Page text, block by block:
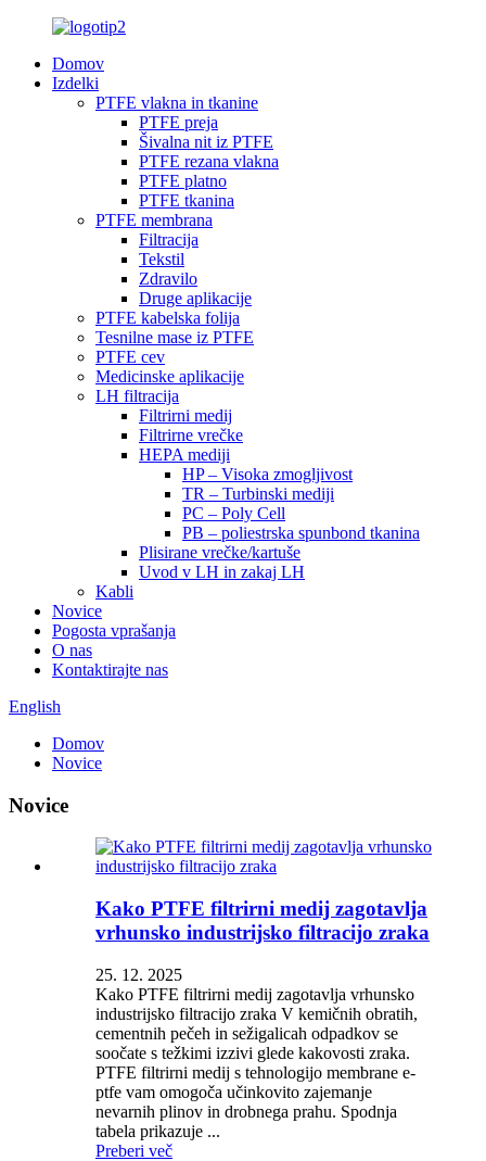
Domov
Izdelki
PTFE vlakna in tkanine
PTFE preja
Šivalna nit iz PTFE
PTFE rezana vlakna
PTFE platno
PTFE tkanina
PTFE membrana
Filtracija
Tekstil
Zdravilo
Druge aplikacije
PTFE kabelska folija
Tesnilne mase iz PTFE
PTFE cev
Medicinske aplikacije
LH filtracija
Filtrirni medij
Filtrirne vrečke
HEPA mediji
HP – Visoka zmogljivost
TR – Turbinski mediji
PC – Poly Cell
PB – poliestrska spunbond tkanina
Plisirane vrečke/kartuše
Uvod v LH in zakaj LH
Kabli
Novice
Pogosta vprašanja
O nas
Kontaktirajte nas
English
Domov
Novice
Novice
Kako PTFE filtrirni medij zagotavlja
vrhunsko industrijsko filtracijo zraka
25. 12. 2025
Kako PTFE filtrirni medij zagotavlja vrhunsko
industrijsko filtracijo zraka V kemičnih obratih,
cementnih pečeh in sežigalicah odpadkov se
soočate s težkimi izzivi glede kakovosti zraka.
PTFE filtrirni medij s tehnologijo membrane e-
ptfe vam omogoča učinkovito zajemanje
nevarnih plinov in drobnega prahu. Spodnja
tabela prikazuje ...
Preberi več